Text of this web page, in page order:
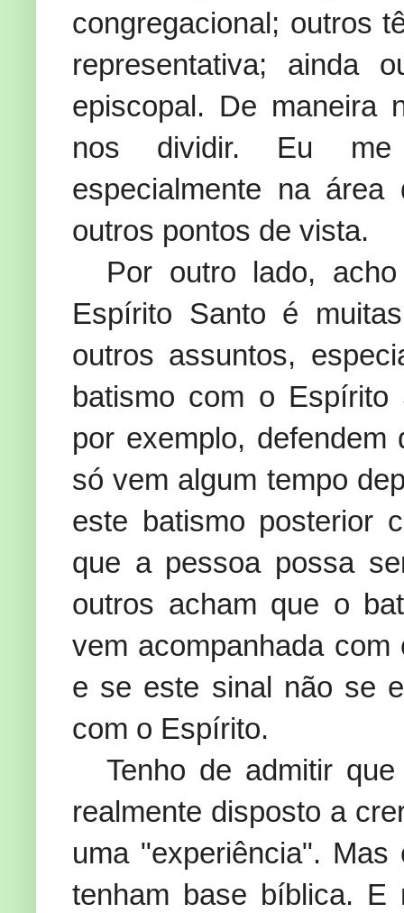
congregacional; outros
representativa; ainda
episcopal. De maneira
nos dividir. Eu me
especialmente na
outros pontos de vista.
Por outro lado,
Espírito Santo é
outros assuntos,
batismo com o Espírito
por exemplo,
só vem algum tempo
este batismo posterior
que a pessoa possa
outros acham que o
vem acompanhada
e se este sinal não se
com o Espírito.
Tenho de admitir
realmente disposto a
uma "experiência".
tenham base bíblica.